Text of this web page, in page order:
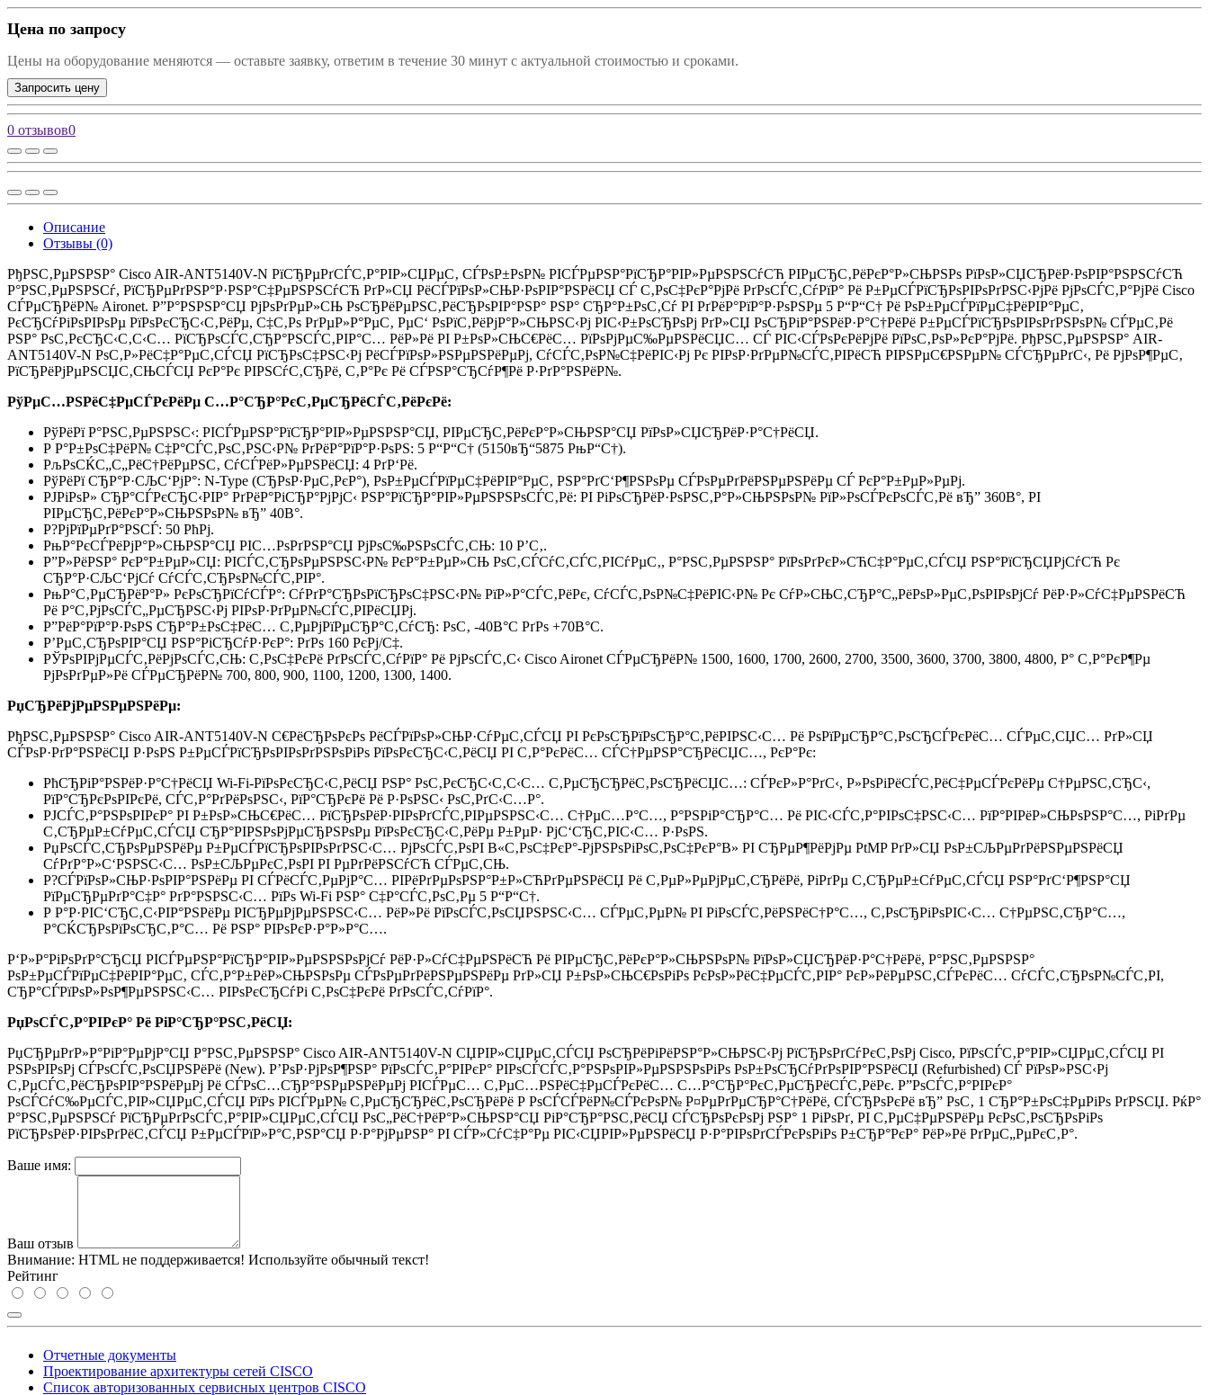
Цена по запросу
Цены на оборудование меняются — оставьте заявку, ответим в течение 30 минут с актуальной стоимостью и сроками.
Запросить цену
0 отзывов0
Описание
Отзывы (0)
РђРЅС‚РµРЅРЅР° Cisco AIR-ANT5140V-N РїСЂРµРґСЃС‚Р°РІР»СЏРµС‚ СЃРѕР±РѕР№ РІСЃРµРЅР°РїСЂР°РІР»РµРЅРЅСѓСЋ РІРµСЂС‚РёРєР°Р»СЊРЅРѕ РїРѕР»СЏСЂРёР·РѕРІР°РЅРЅСѓСЋ
Р°РЅС‚РµРЅРЅСѓ, РїСЂРµРґРЅР°Р·РЅР°С‡РµРЅРЅСѓСЋ РґР»СЏ РёСЃРїРѕР»СЊР·РѕРІР°РЅРёСЏ СЃ С‚РѕС‡РєР°РјРё РґРѕСЃС‚СѓРїР° Рё Р±РµСЃРїСЂРѕРІРѕРґРЅС‹РјРё РјРѕСЃС‚Р°РјРё Cisco
СЃРµСЂРёР№ Aironet. Р”Р°РЅРЅР°СЏ РјРѕРґРµР»СЊ РѕСЂРёРµРЅС‚РёСЂРѕРІР°РЅР° РЅР° СЂР°Р±РѕС‚Сѓ РІ РґРёР°РїР°Р·РѕРЅРµ 5 Р“Р“С† Рё РѕР±РµСЃРїРµС‡РёРІР°РµС‚
РєСЂСѓРіРѕРІРѕРµ РїРѕРєСЂС‹С‚РёРµ, С‡С‚Рѕ РґРµР»Р°РµС‚ РµС‘ РѕРїС‚РёРјР°Р»СЊРЅС‹Рј РІС‹Р±РѕСЂРѕРј РґР»СЏ РѕСЂРіР°РЅРёР·Р°С†РёРё Р±РµСЃРїСЂРѕРІРѕРґРЅРѕР№ СЃРµС‚Рё
РЅР° РѕС‚РєСЂС‹С‚С‹С… РїСЂРѕСЃС‚СЂР°РЅСЃС‚РІР°С… РёР»Рё РІ Р±РѕР»СЊС€РёС… РїРѕРјРµС‰РµРЅРёСЏС… СЃ РІС‹СЃРѕРєРёРјРё РїРѕС‚РѕР»РєР°РјРё. РђРЅС‚РµРЅРЅР° AIR-
ANT5140V-N РѕС‚Р»РёС‡Р°РµС‚СЃСЏ РїСЂРѕС‡РЅС‹Рј РёСЃРїРѕР»РЅРµРЅРёРµРј, СѓСЃС‚РѕР№С‡РёРІС‹Рј Рє РІРѕР·РґРµР№СЃС‚РІРёСЋ РІРЅРµС€РЅРµР№ СЃСЂРµРґС‹, Рё РјРѕР¶РµС‚
РїСЂРёРјРµРЅСЏС‚СЊСЃСЏ РєР°Рє РІРЅСѓС‚СЂРё, С‚Р°Рє Рё СЃРЅР°СЂСѓР¶Рё Р·РґР°РЅРёР№.
РўРµС…РЅРёС‡РµСЃРєРёРµ С…Р°СЂР°РєС‚РµСЂРёСЃС‚РёРєРё:
РўРёРї Р°РЅС‚РµРЅРЅС‹: РІСЃРµРЅР°РїСЂР°РІР»РµРЅРЅР°СЏ, РІРµСЂС‚РёРєР°Р»СЊРЅР°СЏ РїРѕР»СЏСЂРёР·Р°С†РёСЏ.
Р Р°Р±РѕС‡РёР№ С‡Р°СЃС‚РѕС‚РЅС‹Р№ РґРёР°РїР°Р·РѕРЅ: 5 Р“Р“С† (5150вЂ“5875 РњР“С†).
РљРѕСЌС„С„РёС†РёРµРЅС‚ СѓСЃРёР»РµРЅРёСЏ: 4 РґР‘Рё.
РўРёРї СЂР°Р·СЉС‘РјР°: N-Type (СЂРѕР·РµС‚РєР°), РѕР±РµСЃРїРµС‡РёРІР°РµС‚ РЅР°РґС‘Р¶РЅРѕРµ СЃРѕРµРґРёРЅРµРЅРёРµ СЃ РєР°Р±РµР»РµРј.
РЈРіРѕР» СЂР°СЃРєСЂС‹РІР° РґРёР°РіСЂР°РјРјС‹ РЅР°РїСЂР°РІР»РµРЅРЅРѕСЃС‚Рё: РІ РіРѕСЂРёР·РѕРЅС‚Р°Р»СЊРЅРѕР№ РїР»РѕСЃРєРѕСЃС‚Рё вЂ” 360В°, РІ
РІРµСЂС‚РёРєР°Р»СЊРЅРѕР№ вЂ” 40В°.
Р?РјРїРµРґР°РЅСЃ: 50 РћРј.
РњР°РєСЃРёРјР°Р»СЊРЅР°СЏ РІС…РѕРґРЅР°СЏ РјРѕС‰РЅРѕСЃС‚СЊ: 10 Р’С‚.
Р”Р»РёРЅР° РєР°Р±РµР»СЏ: РІСЃС‚СЂРѕРµРЅРЅС‹Р№ РєР°Р±РµР»СЊ РѕС‚СЃСѓС‚СЃС‚РІСѓРµС‚, Р°РЅС‚РµРЅРЅР° РїРѕРґРєР»СЋС‡Р°РµС‚СЃСЏ РЅР°РїСЂСЏРјСѓСЋ Рє
СЂР°Р·СЉС‘РјСѓ СѓСЃС‚СЂРѕР№СЃС‚РІР°.
РњР°С‚РµСЂРёР°Р» РєРѕСЂРїСѓСЃР°: СѓРґР°СЂРѕРїСЂРѕС‡РЅС‹Р№ РїР»Р°СЃС‚РёРє, СѓСЃС‚РѕР№С‡РёРІС‹Р№ Рє СѓР»СЊС‚СЂР°С„РёРѕР»РµС‚РѕРІРѕРјСѓ РёР·Р»СѓС‡РµРЅРёСЋ
Рё Р°С‚РјРѕСЃС„РµСЂРЅС‹Рј РІРѕР·РґРµР№СЃС‚РІРёСЏРј.
Р”РёР°РїР°Р·РѕРЅ СЂР°Р±РѕС‡РёС… С‚РµРјРїРµСЂР°С‚СѓСЂ: РѕС‚ -40В°C РґРѕ +70В°C.
Р’РµС‚СЂРѕРІР°СЏ РЅР°РіСЂСѓР·РєР°: РґРѕ 160 РєРј/С‡.
РЎРѕРІРјРµСЃС‚РёРјРѕСЃС‚СЊ: С‚РѕС‡РєРё РґРѕСЃС‚СѓРїР° Рё РјРѕСЃС‚С‹ Cisco Aironet СЃРµСЂРёР№ 1500, 1600, 1700, 2600, 2700, 3500, 3600, 3700, 3800, 4800, Р° С‚Р°РєР¶Рµ
РјРѕРґРµР»Рё СЃРµСЂРёР№ 700, 800, 900, 1100, 1200, 1300, 1400.
РџСЂРёРјРµРЅРµРЅРёРµ:
РђРЅС‚РµРЅРЅР° Cisco AIR-ANT5140V-N С€РёСЂРѕРєРѕ РёСЃРїРѕР»СЊР·СѓРµС‚СЃСЏ РІ РєРѕСЂРїРѕСЂР°С‚РёРІРЅС‹С… Рё РѕРїРµСЂР°С‚РѕСЂСЃРєРёС… СЃРµС‚СЏС… РґР»СЏ
СЃРѕР·РґР°РЅРёСЏ Р·РѕРЅ Р±РµСЃРїСЂРѕРІРѕРґРЅРѕРіРѕ РїРѕРєСЂС‹С‚РёСЏ РІ С‚Р°РєРёС… СЃС†РµРЅР°СЂРёСЏС…, РєР°Рє:
РћСЂРіР°РЅРёР·Р°С†РёСЏ Wi-Fi-РїРѕРєСЂС‹С‚РёСЏ РЅР° РѕС‚РєСЂС‹С‚С‹С… С‚РµСЂСЂРёС‚РѕСЂРёСЏС…: СЃРєР»Р°РґС‹, Р»РѕРіРёСЃС‚РёС‡РµСЃРєРёРµ С†РµРЅС‚СЂС‹,
РїР°СЂРєРѕРІРєРё, СЃС‚Р°РґРёРѕРЅС‹, РїР°СЂРєРё Рё Р·РѕРЅС‹ РѕС‚РґС‹С…Р°.
РЈСЃС‚Р°РЅРѕРІРєР° РІ Р±РѕР»СЊС€РёС… РїСЂРѕРёР·РІРѕРґСЃС‚РІРµРЅРЅС‹С… С†РµС…Р°С…, Р°РЅРіР°СЂР°С… Рё РІС‹СЃС‚Р°РІРѕС‡РЅС‹С… РїР°РІРёР»СЊРѕРЅР°С…, РіРґРµ
С‚СЂРµР±СѓРµС‚СЃСЏ СЂР°РІРЅРѕРјРµСЂРЅРѕРµ РїРѕРєСЂС‹С‚РёРµ Р±РµР· РјС‘СЂС‚РІС‹С… Р·РѕРЅ.
РџРѕСЃС‚СЂРѕРµРЅРёРµ Р±РµСЃРїСЂРѕРІРѕРґРЅС‹С… РјРѕСЃС‚РѕРІ В«С‚РѕС‡РєР°-РјРЅРѕРіРѕС‚РѕС‡РєР°В» РІ СЂРµР¶РёРјРµ PtMP РґР»СЏ РѕР±СЉРµРґРёРЅРµРЅРёСЏ
СѓРґР°Р»С‘РЅРЅС‹С… РѕР±СЉРµРєС‚РѕРІ РІ РµРґРёРЅСѓСЋ СЃРµС‚СЊ.
Р?СЃРїРѕР»СЊР·РѕРІР°РЅРёРµ РІ СЃРёСЃС‚РµРјР°С… РІРёРґРµРѕРЅР°Р±Р»СЋРґРµРЅРёСЏ Рё С‚РµР»РµРјРµС‚СЂРёРё, РіРґРµ С‚СЂРµР±СѓРµС‚СЃСЏ РЅР°РґС‘Р¶РЅР°СЏ
РїРµСЂРµРґР°С‡Р° РґР°РЅРЅС‹С… РїРѕ Wi-Fi РЅР° С‡Р°СЃС‚РѕС‚Рµ 5 Р“Р“С†.
Р Р°Р·РІС‘СЂС‚С‹РІР°РЅРёРµ РІСЂРµРјРµРЅРЅС‹С… РёР»Рё РїРѕСЃС‚РѕСЏРЅРЅС‹С… СЃРµС‚РµР№ РІ РіРѕСЃС‚РёРЅРёС†Р°С…, С‚РѕСЂРіРѕРІС‹С… С†РµРЅС‚СЂР°С…,
Р°СЌСЂРѕРїРѕСЂС‚Р°С… Рё РЅР° РІРѕРєР·Р°Р»Р°С….
Р‘Р»Р°РіРѕРґР°СЂСЏ РІСЃРµРЅР°РїСЂР°РІР»РµРЅРЅРѕРјСѓ РёР·Р»СѓС‡РµРЅРёСЋ Рё РІРµСЂС‚РёРєР°Р»СЊРЅРѕР№ РїРѕР»СЏСЂРёР·Р°С†РёРё, Р°РЅС‚РµРЅРЅР°
РѕР±РµСЃРїРµС‡РёРІР°РµС‚ СЃС‚Р°Р±РёР»СЊРЅРѕРµ СЃРѕРµРґРёРЅРµРЅРёРµ РґР»СЏ Р±РѕР»СЊС€РѕРіРѕ РєРѕР»РёС‡РµСЃС‚РІР° РєР»РёРµРЅС‚СЃРєРёС… СѓСЃС‚СЂРѕР№СЃС‚РІ,
СЂР°СЃРїРѕР»РѕР¶РµРЅРЅС‹С… РІРѕРєСЂСѓРі С‚РѕС‡РєРё РґРѕСЃС‚СѓРїР°.
РџРѕСЃС‚Р°РІРєР° Рё РіР°СЂР°РЅС‚РёСЏ:
РџСЂРµРґР»Р°РіР°РµРјР°СЏ Р°РЅС‚РµРЅРЅР° Cisco AIR-ANT5140V-N СЏРІР»СЏРµС‚СЃСЏ РѕСЂРёРіРёРЅР°Р»СЊРЅС‹Рј РїСЂРѕРґСѓРєС‚РѕРј Cisco, РїРѕСЃС‚Р°РІР»СЏРµС‚СЃСЏ РІ
РЅРѕРІРѕРј СЃРѕСЃС‚РѕСЏРЅРёРё (New). Р’РѕР·РјРѕР¶РЅР° РїРѕСЃС‚Р°РІРєР° РІРѕСЃСЃС‚Р°РЅРѕРІР»РµРЅРЅРѕРіРѕ РѕР±РѕСЂСѓРґРѕРІР°РЅРёСЏ (Refurbished) СЃ РїРѕР»РЅС‹Рј
С‚РµСЃС‚РёСЂРѕРІР°РЅРёРµРј Рё СЃРѕС…СЂР°РЅРµРЅРёРµРј РІСЃРµС… С‚РµС…РЅРёС‡РµСЃРєРёС… С…Р°СЂР°РєС‚РµСЂРёСЃС‚РёРє. Р”РѕСЃС‚Р°РІРєР°
РѕСЃСѓС‰РµСЃС‚РІР»СЏРµС‚СЃСЏ РїРѕ РІСЃРµР№ С‚РµСЂСЂРёС‚РѕСЂРёРё Р РѕСЃСЃРёР№СЃРєРѕР№ Р¤РµРґРµСЂР°С†РёРё, СЃСЂРѕРєРё вЂ” РѕС‚ 1 СЂР°Р±РѕС‡РµРіРѕ РґРЅСЏ. РќР°
Р°РЅС‚РµРЅРЅСѓ РїСЂРµРґРѕСЃС‚Р°РІР»СЏРµС‚СЃСЏ РѕС„РёС†РёР°Р»СЊРЅР°СЏ РіР°СЂР°РЅС‚РёСЏ СЃСЂРѕРєРѕРј РЅР° 1 РіРѕРґ, РІ С‚РµС‡РµРЅРёРµ РєРѕС‚РѕСЂРѕРіРѕ
РїСЂРѕРёР·РІРѕРґРёС‚СЃСЏ Р±РµСЃРїР»Р°С‚РЅР°СЏ Р·Р°РјРµРЅР° РІ СЃР»СѓС‡Р°Рµ РІС‹СЏРІР»РµРЅРёСЏ Р·Р°РІРѕРґСЃРєРѕРіРѕ Р±СЂР°РєР° РёР»Рё РґРµС„РµРєС‚Р°.
Ваше имя:
Ваш отзыв
Внимание: HTML не поддерживается! Используйте обычный текст!
Рейтинг
Отчетные документы
Проектирование архитектуры сетей CISCO
Список авторизованных сервисных центров CISCO